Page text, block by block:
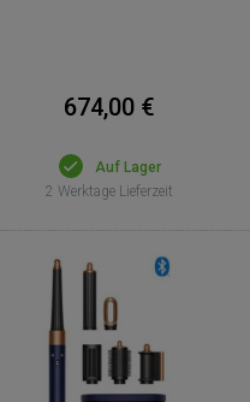
674,00 €
Auf Lager
2 Werktage Lieferzeit